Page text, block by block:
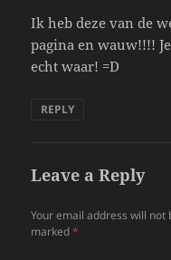
Ik heb deze van de
pagina en wauw!!!!
echt waar! =D
REPLY
Leave a Reply
Your email address will not
marked*